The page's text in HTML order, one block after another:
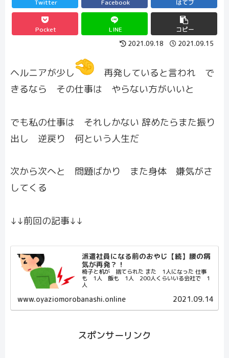
Twitter Facebook はてブ
Pocket LINE コピー
2021.09.18 2021.09.15
ヘルニアが少し
再発していると言われ で
きるなら その仕事は やらない方がいいと
でも私の仕事は それしかない 辞めたらまた振り
出し 逆戻り 何という人生だ
次から次へと 問題ばかり また身体 嫌気がさ
してくる
↓↓前回の記事↓↓
派遣社員になる前のおやじ【続】腰の病
気が再発？！
椅子と机が 捨てられた また 1人になった 仕事
も 1人 飯も 1人 200人くらいいる会社で 1
人
www.oyaziomorobanashi.online 2021.09.14
スポンサーリンク